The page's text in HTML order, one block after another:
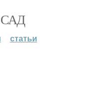
статьи